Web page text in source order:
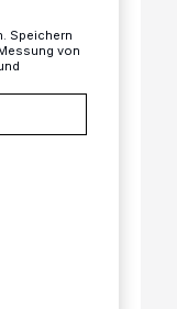
Speichern
von